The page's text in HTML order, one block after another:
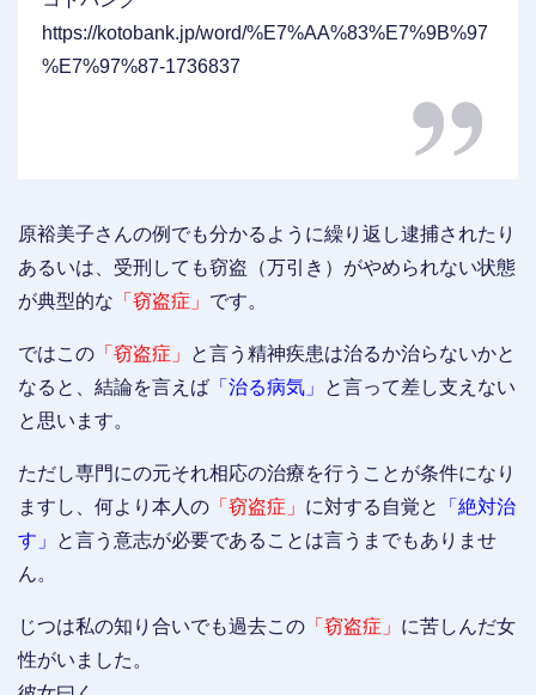
https://kotobank.jp/word/%E7%AA%83%E7%9B%97
%E7%97%87-1736837
原裕美子さんの例でも分かるように繰り返し逮捕されたり
あるいは、受刑しても窃盗（万引き）がやめられない状態
が典型的な 「窃盗症」 です。
ではこの 「窃盗症」
と言う精神疾患は治るか治らないかと
なると、結論を言えば 「治る病気」
と言って差し支えない
と思います。
ただし専門にの元それ相応の治療を行うことが条件になり
ますし、何より本人の 「窃盗症」 に対する自覚と
「絶対治
す」
と言う意志が必要であることは言うまでもありませ
ん。
じつは私の知り合いでも過去この 「窃盗症」 に苦しんだ女
性がいました。